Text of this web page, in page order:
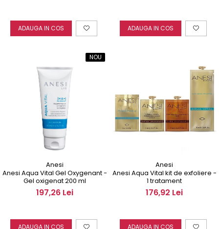
ADAUGA IN COS ADAUGA IN COS
NOU
Anesi
Anesi Aqua Vital Gel Oxygenant -
Gel oxigenat 200 ml
197,26 Lei
ADAUGA IN COS
Anesi
Anesi Aqua Vital kit de exfoliere -
1 tratament
176,92 Lei
ADAUGA IN COS